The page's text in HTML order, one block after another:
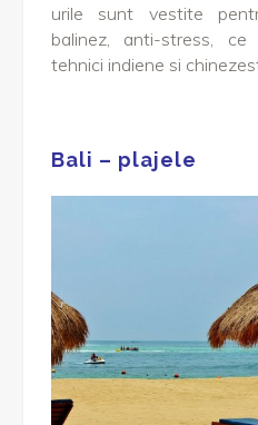
urile sunt vestite
balinez, anti-stress,
tehnici indiene si
Bali – plajele